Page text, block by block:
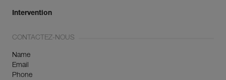
Intervention
CONTACTEZ-NOUS
Name
Email
Phone